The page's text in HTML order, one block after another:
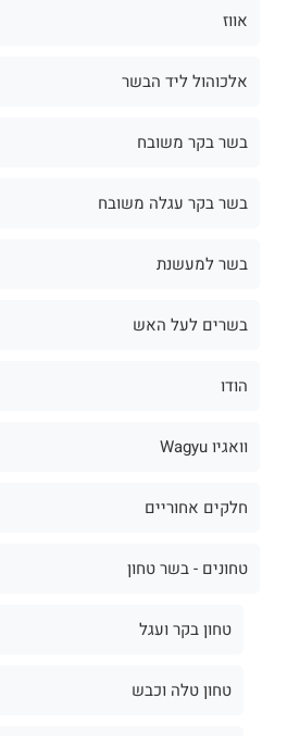
אווז
אלכוהול ליד הבשר
בשר בקר משובח
בשר בקר עגלה משובח
בשר למעשנת
בשרים לעל האש
הודו
וואגיו Wagyu
חלקים אחוריים
טחונים - בשר טחון
טחון בקר ועגל
טחון טלה וכבש